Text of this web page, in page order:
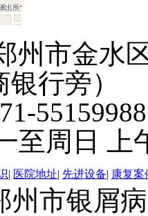
州市金水
行旁）
55159988
至周日 上
| 医院地址| 先进设备| 康复案
州市银屑